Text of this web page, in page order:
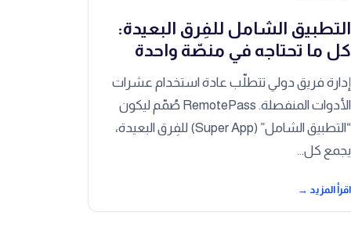
التطبيق الشامل للفِرق البعيدة:
كل ما تحتاجه في منصّة واحدة
إدارة فريق دولي تتطلّب عادة استخدام عشرات
الأدوات المنفصلة. RemotePass صُمّم ليكون
“التطبيق الشامل” (Super App) للفِرق البعيدة،
يجمع كل…
اقرأ المزيد →